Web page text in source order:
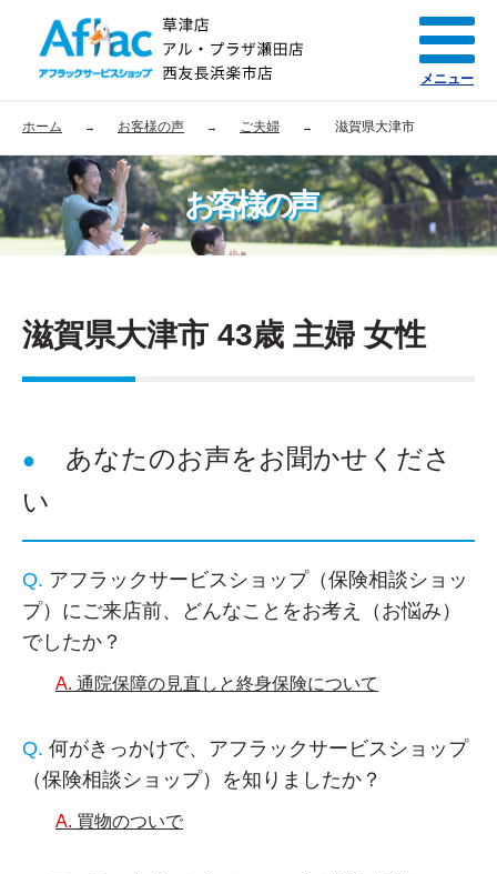
ホーム お客様の声 ご夫婦 滋賀県大津市
お客様の声
滋賀県大津市 43歳 主婦 女性
あなたのお声をお聞かせくださ
い
アフラックサービスショップ（保険相談ショッ
プ）にご来店前、どんなことをお考え（お悩み）
でしたか？
通院保障の見直しと終身保険について
何がきっかけで、アフラックサービスショップ
（保険相談ショップ）を知りましたか？
買物のついで
メニュー